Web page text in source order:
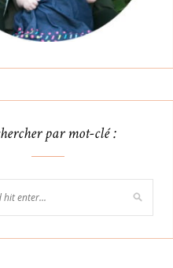
par mot-clé :